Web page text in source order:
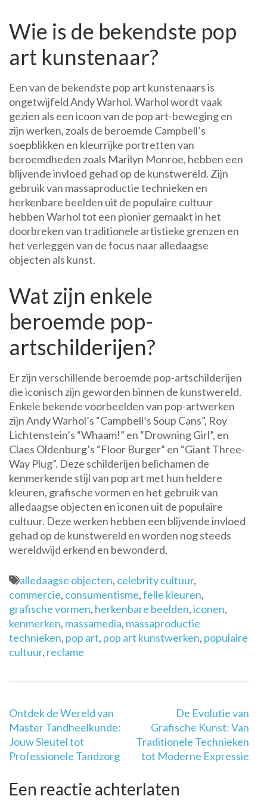
Wie is de bekendste pop
art kunstenaar?
Een van de bekendste pop art kunstenaars is
ongetwijfeld Andy Warhol. Warhol wordt vaak
gezien als een icoon van de pop art-beweging en
zijn werken, zoals de beroemde Campbell’s
soepblikken en kleurrijke portretten van
beroemdheden zoals Marilyn Monroe, hebben een
blijvende invloed gehad op de kunstwereld. Zijn
gebruik van massaproductie technieken en
herkenbare beelden uit de populaire cultuur
hebben Warhol tot een pionier gemaakt in het
doorbreken van traditionele artistieke grenzen en
het verleggen van de focus naar alledaagse
objecten als kunst.
Wat zijn enkele
beroemde pop-
artschilderijen?
Er zijn verschillende beroemde pop-artschilderijen
die iconisch zijn geworden binnen de kunstwereld.
Enkele bekende voorbeelden van pop-artwerken
zijn Andy Warhol’s “Campbell’s Soup Cans”, Roy
Lichtenstein’s “Whaam!” en “Drowning Girl”, en
Claes Oldenburg’s “Floor Burger” en “Giant Three-
Way Plug”. Deze schilderijen belichamen de
kenmerkende stijl van pop art met hun heldere
kleuren, grafische vormen en het gebruik van
alledaagse objecten en iconen uit de populaire
cultuur. Deze werken hebben een blijvende invloed
gehad op de kunstwereld en worden nog steeds
wereldwijd erkend en bewonderd.
alledaagse objecten, celebrity cultuur,
commercie, consumentisme,felle kleuren,
grafische vormen, herkenbare beelden,iconen,
kenmerken, massamedia, massaproductie
technieken, pop art, pop art kunstwerken, populaire
cultuur, reclame
Berichtnavigatie
Ontdek de Wereld van
Master Tandheelkunde:
Jouw Sleutel tot
Professionele Tandzorg
De Evolutie van
Grafische Kunst: Van
Traditionele Technieken
tot Moderne Expressie
Een reactie achterlaten